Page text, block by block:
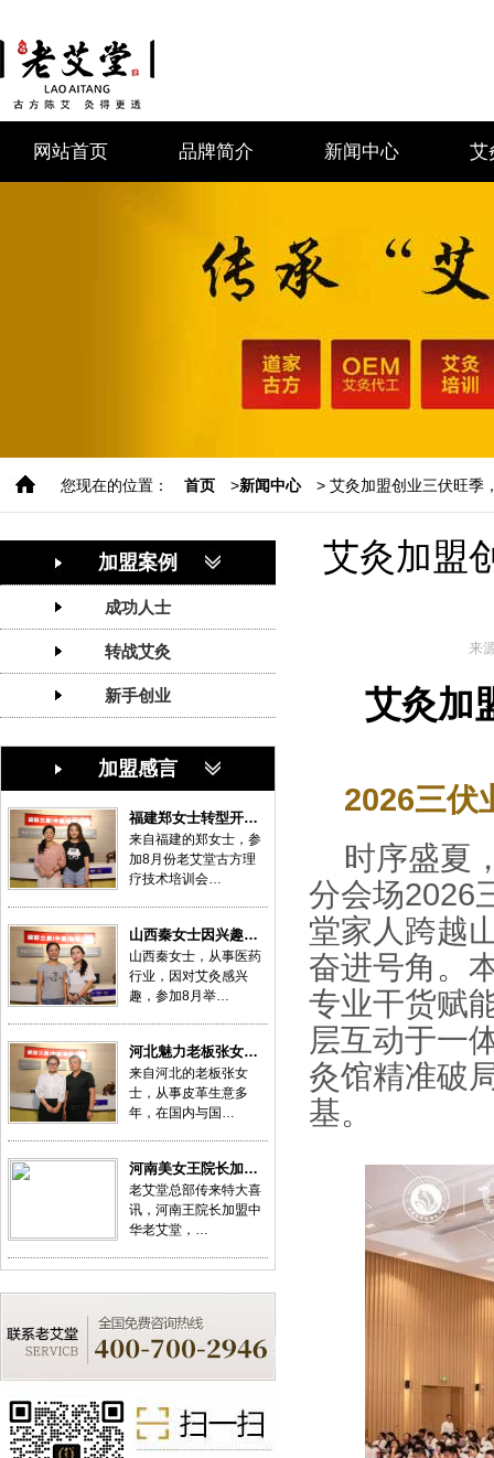
网站首页 品牌简介 新闻中心 艾
您现在的位置： 首页 >新闻中心 > 艾灸加盟创业三伏旺季
加盟案例
成功人士
转战艾灸
新手创业
加盟感言
福建郑女士转型开…
来自福建的郑女士，参
加8月份老艾堂古方理
疗技术培训会…
山西秦女士因兴趣…
山西秦女士，从事医药
行业，因对艾灸感兴
趣，参加8月举…
河北魅力老板张女…
来自河北的老板张女
士，从事皮革生意多
年，在国内与国…
河南美女王院长加…
老艾堂总部传来特大喜
讯，河南王院长加盟中
华老艾堂，…
艾灸加盟
来
艾灸加
2026三伏
时序盛夏
分会场2026
堂家人跨越
奋进号角。
专业干货赋
层互动于一
灸馆精准破
基。